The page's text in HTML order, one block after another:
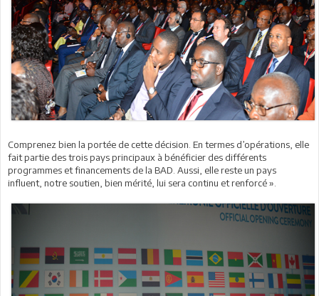
Comprenez bien la portée de cette décision. En termes d’opérations, elle
fait partie des trois pays principaux à bénéficier des différents
programmes et financements de la BAD. Aussi, elle reste un pays
influent, notre soutien, bien mérité, lui sera continu et renforcé ».